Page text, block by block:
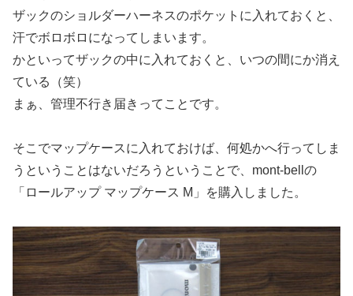
ザックのショルダーハーネスのポケットに入れておくと、
汗でボロボロになってしまいます。
かといってザックの中に入れておくと、いつの間にか消え
ている（笑）
まぁ、管理不行き届きってことです。
そこでマップケースに入れておけば、何処かへ行ってしま
うということはないだろうということで、mont-bellの
「ロールアップ マップケース M」を購入しました。